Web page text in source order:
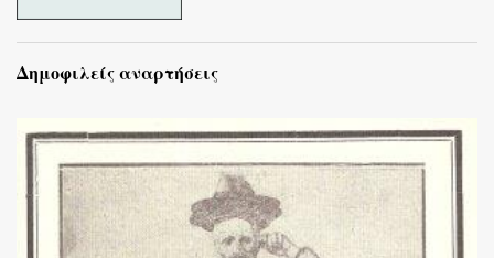
Δημοφιλείς αναρτήσεις